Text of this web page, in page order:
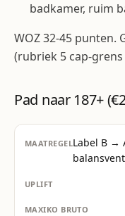
badkamer, ruim
WOZ 32-45 punten.
(rubriek 5 cap-
Pad naar 187+
Label B →